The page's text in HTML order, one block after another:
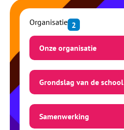
Organisatie 2
Onze organisatie
Grondslag van de school
Samenwerking